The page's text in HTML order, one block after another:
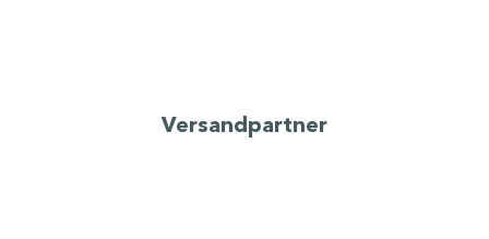
Versandpartner